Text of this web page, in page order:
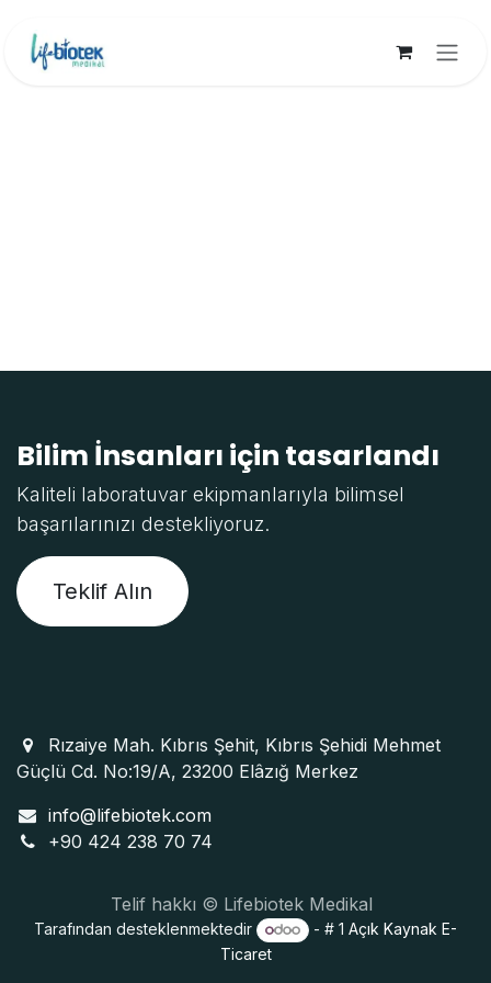
Bilim İnsanları için tasarlandı
Kaliteli laboratuvar ekipmanlarıyla bilimsel
başarılarınızı destekliyoruz.
Teklif Alın
Rızaiye Mah. Kıbrıs Şehit, Kıbrıs Şehidi Mehmet
Güçlü Cd. No:19/A, 23200 Elâzığ Merkez
info@lifebiotek.com
+90 424 238 70 74
Telif hakkı © Lifebiotek Medikal
Tarafından desteklenmektedir - # 1Açık Kaynak E-
Ticaret